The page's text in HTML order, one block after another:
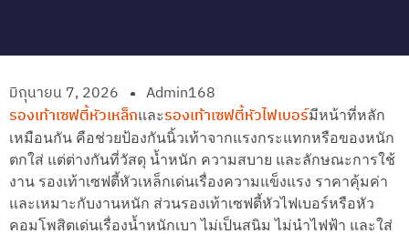
มิถุนายน 7, 2026
Admin168
รองเท้าเซฟตี้หัวเหล็กและรองเท้าเซฟตี้หัวไฟเบอร์มีหน้าที่หลัก
เหมือนกัน คือช่วยป้องกันนิ้วเท้าจากแรงกระแทกหรือของหนัก
ตกใส่ แต่ต่างกันที่วัสดุ น้ำหนัก ความสบาย และลักษณะการใช้
งาน รองเท้าเซฟตี้หัวเหล็กเด่นเรื่องความแข็งแรง ราคาคุ้มค่า
และเหมาะกับงานหนัก ส่วนรองเท้าเซฟตี้หัวไฟเบอร์หรือหัว
คอมโพสิตเด่นเรื่องน้ำหนักเบา ไม่เป็นสนิม ไม่นำไฟฟ้า และใส่